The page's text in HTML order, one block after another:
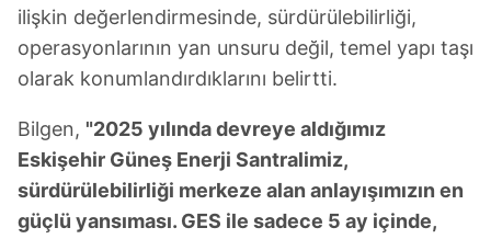
için Ayarlar butonuna tıklayabilir,Çerez Bilgilendirme
ziyaret edebilirsiniz.
6698 sayılı Kişisel Verilerin Korunması Kanunu uyarınca
ilgili mevzuata uygun olarak kullanılan çerezlerle ilgili bilgi
almak için lütfentıklayınız.
ilişkin değerlendirmesinde, sürdürülebilirliği,
operasyonlarının yan unsuru değil, temel yapı taşı
olarak konumlandırdıklarını belirtti.
Bilgen, "2025 yılında devreye aldığımız
Eskişehir Güneş Enerji Santralimiz,
sürdürülebilirliği merkeze alan anlayışımızın en
güçlü yansıması. GES ile sadece 5 ay içinde,